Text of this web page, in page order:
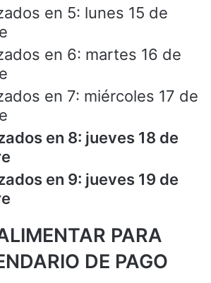
en 5: lunes 15 de
en 6: martes 16 de
en 7: miércoles 17 de
en 8: jueves 18 de
en 9: jueves 19 de
PARA
DE PAGO